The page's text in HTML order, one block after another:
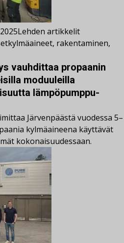
Lehden artikkelit
, rakentaminen,
vauhdittaa propaanin
moduuleilla
lämpöpumppu­
Järvenpäästä vuodessa 5–
kylmäaineena käyttävät
kokonaisuudessaan.